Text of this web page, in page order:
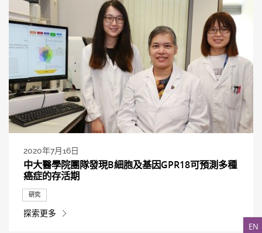
EN
2020年7月16日
中大醫學院團隊發現B細胞及基因GPR18可預測多種
癌症的存活期
研究
探索更多